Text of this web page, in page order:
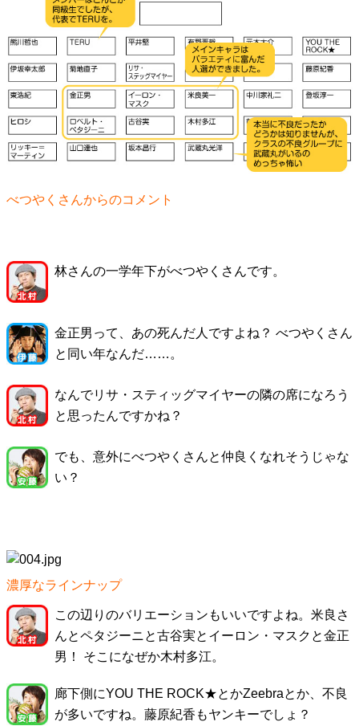
べつやくさんからのコメント
林さんの一学年下がべつやくさんです。
金正男って、あの死んだ人ですよね？ べつやくさん
と同い年なんだ……。
なんでリサ・スティッグマイヤーの隣の席になろう
と思ったんですかね？
でも、意外にべつやくさんと仲良くなれそうじゃな
い？
濃厚なラインナップ
この辺りのバリエーションもいいですよね。米良さ
んとペタジーニと古谷実とイーロン・マスクと金正
男！ そこになぜか木村多江。
廊下側にYOU THE ROCK★とかZeebraとか、不良
が多いですね。藤原紀香もヤンキーでしょ？